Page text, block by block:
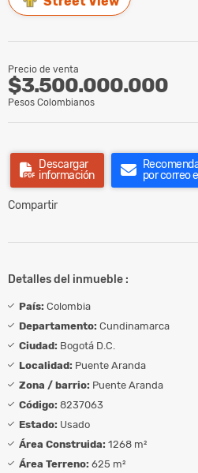
Precio de venta
$3.500.000.000
Pesos Colombianos
Descargar
información
por correo
Compartir
Detalles del inmueble :
País: Colombia
Departamento: Cundinamarca
Ciudad: Bogotá D.C.
Localidad: Puente Aranda
Zona / barrio: Puente Aranda
Código: 8237063
Estado: Usado
Área Construida: 1268 m²
Área Terreno: 625 m²